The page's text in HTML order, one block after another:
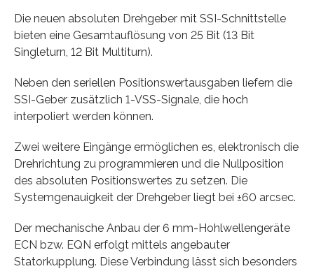
Die neuen absoluten Drehgeber mit SSI-Schnittstelle
bieten eine Gesamtauflösung von 25 Bit (13 Bit
Singleturn, 12 Bit Multiturn).
Neben den seriellen Positionswertausgaben liefern die
SSI-Geber zusätzlich 1-VSS-Signale, die hoch
interpoliert werden können.
Zwei weitere Eingänge ermöglichen es, elektronisch die
Drehrichtung zu programmieren und die Nullposition
des absoluten Positionswertes zu setzen. Die
Systemgenauigkeit der Drehgeber liegt bei ±60 arcsec.
Der mechanische Anbau der 6 mm-Hohlwellengeräte
ECN bzw. EQN erfolgt mittels angebauter
Statorkupplung. Diese Verbindung lässt sich besonders